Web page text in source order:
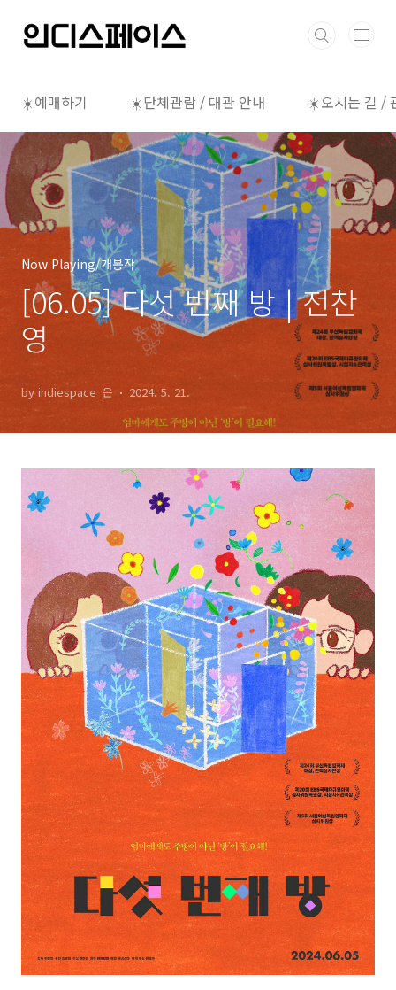
☀️예매하기 ☀️단체관람 / 대관 안내 ☀️오시는 길 /
Now Playing/개봉작
[06.05] 다섯 번째 방 | 전찬
영
by indiespace_은 2024. 5. 21.